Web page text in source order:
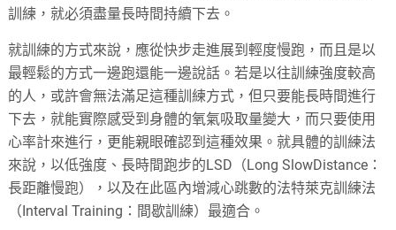
訓練，就必須盡量長時間持續下去。
就訓練的方式來說，應從快步走進展到輕度慢跑，而且是以
最輕鬆的方式一邊跑還能一邊說話。若是以往訓練強度較高
的人，或許會無法滿足這種訓練方式，但只要能長時間進行
下去，就能實際感受到身體的氧氣吸取量變大，而只要使用
心率計來進行，更能親眼確認到這種效果。就具體的訓練法
來說，以低強度、長時間跑步的LSD（Long SlowDistance：
長距離慢跑），以及在此區內增減心跳數的法特萊克訓練法
（Interval Training：間歇訓練）最適合。